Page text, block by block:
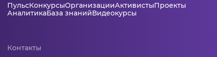
ПульсКонкурсыОрганизацииАктивистыПроекты
АналитикаБаза знанийВидеокурсы
Контакты